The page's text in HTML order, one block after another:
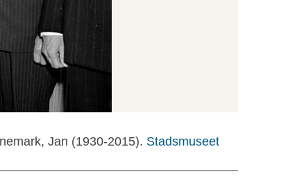
Jan (1930-2015). Stadsmuseet